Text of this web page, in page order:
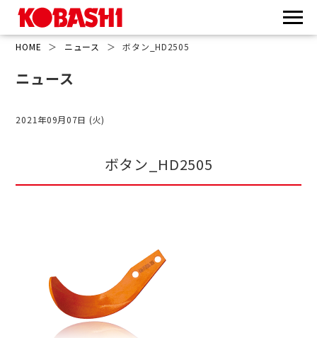
HOME ＞ ニュース ＞ ボタン_HD2505
ニュース
2021年09月07日 (火)
ボタン_HD2505